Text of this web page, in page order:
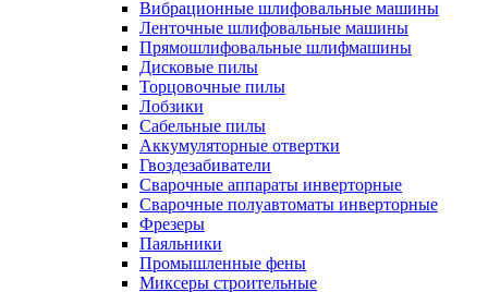
Вибрационные шлифовальные машины
Ленточные шлифовальные машины
Прямошлифовальные шлифмашины
Дисковые пилы
Торцовочные пилы
Лобзики
Сабельные пилы
Аккумуляторные отвертки
Гвоздезабиватели
Сварочные аппараты инверторные
Сварочные полуавтоматы инверторные
Фрезеры
Паяльники
Промышленные фены
Миксеры строительные